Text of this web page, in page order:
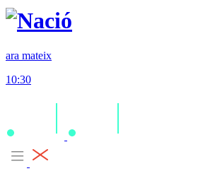
ara mateix
10:30